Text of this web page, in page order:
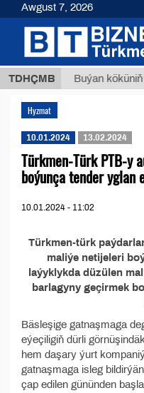
TDHÇMB
ТМТ Buýan
Hyzmat
10.01.2024 13.02.2024
Türkmen-Türk PTB-y
boýunça tender yglan
10.01.2024 - 11:02
Türkmen-türk
maliýe netijeleri
laýyklykda düzülen
barlagyny geçirmek
Bäsleşige gatnaşmaga
eýeçiligiň dürli
hem daşary ýurt
gatnaşmaga isleg
çap edilen gününden
Awgust 7, 2026